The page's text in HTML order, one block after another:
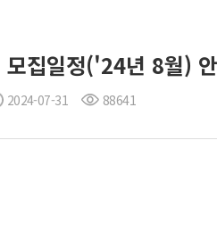
모집일정('24년 8월)
2024-07-31 88641